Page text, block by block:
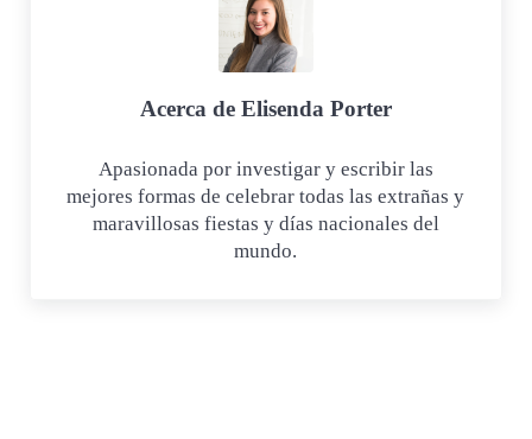
Acerca de Elisenda Porter
Apasionada por investigar y escribir las
mejores formas de celebrar todas las extrañas y
maravillosas fiestas y días nacionales del
mundo.